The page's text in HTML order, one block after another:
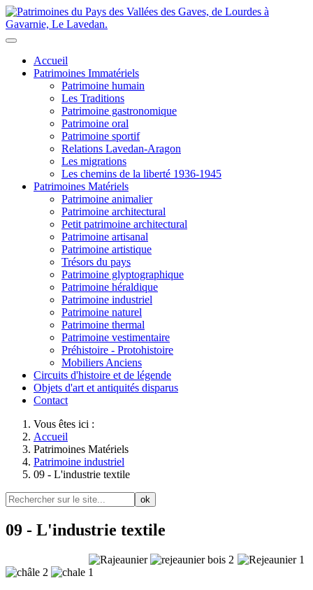
Accueil
Patrimoines Immatériels
Patrimoine humain
Les Traditions
Patrimoine gastronomique
Patrimoine oral
Patrimoine sportif
Relations Lavedan-Aragon
Les migrations
Les chemins de la liberté 1936-1945
Patrimoines Matériels
Patrimoine animalier
Patrimoine architectural
Petit patrimoine architectural
Patrimoine artisanal
Patrimoine artistique
Trésors du pays
Patrimoine glyptographique
Patrimoine héraldique
Patrimoine industriel
Patrimoine naturel
Patrimoine thermal
Patrimoine vestimentaire
Préhistoire - Protohistoire
Mobiliers Anciens
Circuits d'histoire et de légende
Objets d'art et antiquités disparus
Contact
Vous êtes ici :
Accueil
Patrimoines Matériels
Patrimoine industriel
09 - L'industrie textile
ok
09 - L'industrie textile